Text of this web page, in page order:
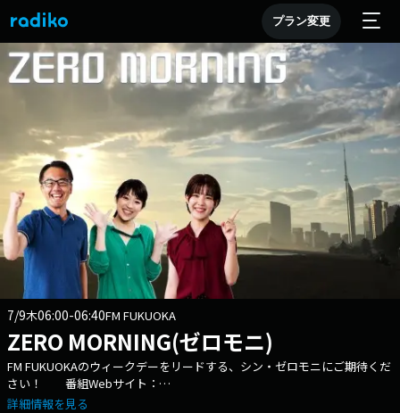
プラン変更
7/9木06:00-06:40FM FUKUOKA
ZERO MORNING(ゼロモニ)
FM FUKUOKAのウィークデーをリードする、シン・ゼロモニにご期待くだ
さい！ 番組Webサイト：
https://fmfukuoka.co.jp/program/zero_moni/ メールアドレス：
詳細情報を見る